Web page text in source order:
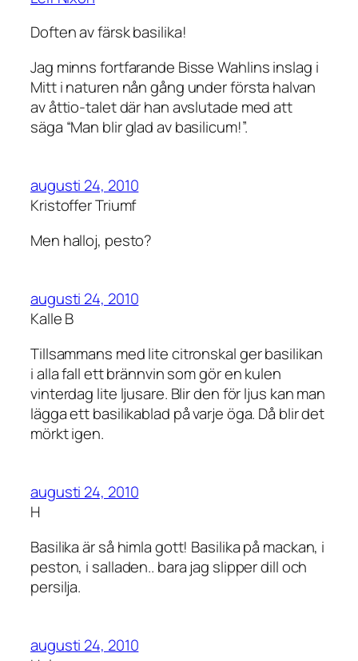
Doften av färsk basilika!
Jag minns fortfarande Bisse Wahlins inslag i
Mitt i naturen nån gång under första halvan
av åttio-talet där han avslutade med att
säga “Man blir glad av basilicum!”.
augusti 24, 2010
Kristoffer Triumf
Men halloj, pesto?
augusti 24, 2010
Kalle B
Tillsammans med lite citronskal ger basilikan
i alla fall ett brännvin som gör en kulen
vinterdag lite ljusare. Blir den för ljus kan man
lägga ett basilikablad på varje öga. Då blir det
mörkt igen.
augusti 24, 2010
H
Basilika är så himla gott! Basilika på mackan, i
peston, i salladen.. bara jag slipper dill och
persilja.
augusti 24, 2010